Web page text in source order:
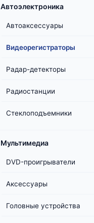
Автоэлектроника
Автоаксессуары
Видеорегистраторы
Радар-детекторы
Радиостанции
Стеклоподъемники
Мультимедиа
DVD-проигрыватели
Аксессуары
Головные устройства